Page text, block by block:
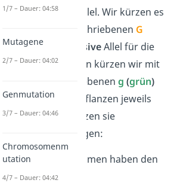
ist dasdominante
Allel. Wir kürzen es
mit einem groß geschriebenen G
gelb)ab. Das rezessiveAllel für die
grünenErbsensamen kürzen wir mit
einem klein geschriebeneng (grün)
ab. Da beide Elternpflanzen jeweils
reinerbig sind, besitzen sie
einheitliche Erbanlagen:
Diegelben
Erbsensamen haben den
Genotyp:GG
1/7 – Dauer: 04:58
Mutagene
2/7 – Dauer: 04:02
Genmutation
3/7 – Dauer: 04:46
Chromosomenm
utation
4/7 – Dauer: 04:42